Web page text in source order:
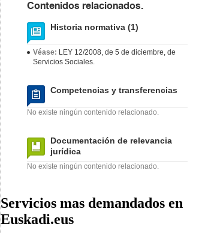
Contenidos relacionados.
Historia normativa (1)
Véase: LEY 12/2008, de 5 de diciembre, de
Servicios Sociales.
Competencias y transferencias
No existe ningún contenido relacionado.
Documentación de relevancia
jurídica
No existe ningún contenido relacionado.
Servicios mas demandados en
Euskadi.eus